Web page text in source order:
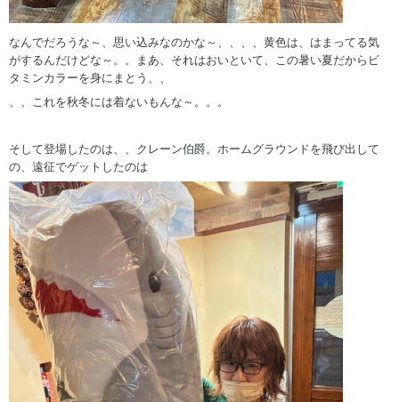
なんでだろうな～、思い込みなのかな～、、、、黄色は、はまってる気
がするんだけどな～。。まあ、それはおいといて、この暑い夏だからビ
タミンカラーを身にまとう、、
、、これを秋冬には着ないもんな～。。。
そして登場したのは、、クレーン伯爵。ホームグラウンドを飛び出して
の、遠征でゲットしたのは